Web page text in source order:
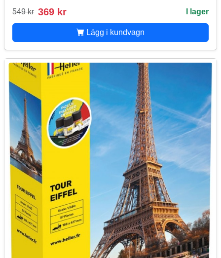
549 kr 369 kr I lager
Lägg i kundvagn